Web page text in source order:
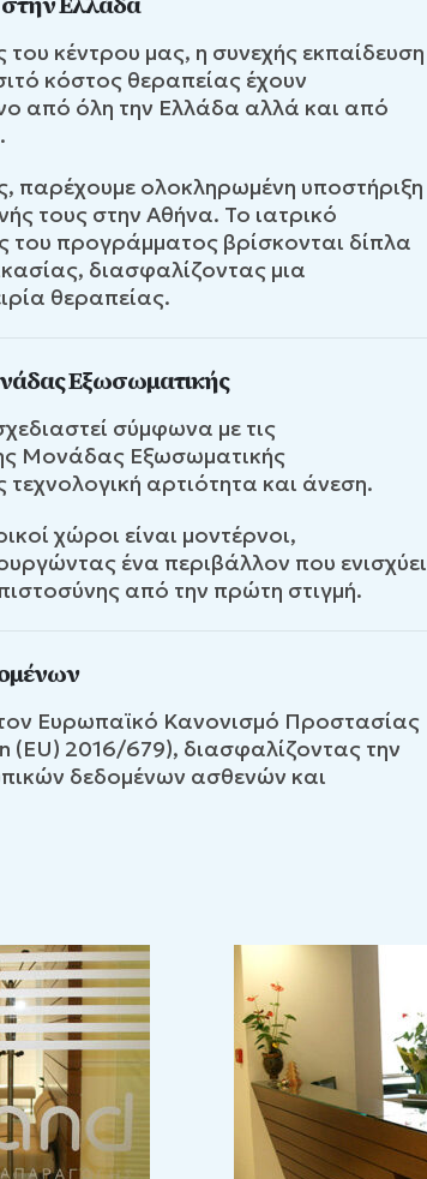
του κέντρου μας, η συνεχής εκπαίδευση
κόστος θεραπείας έχουν
από όλη την Ελλάδα αλλά και από
παρέχουμε ολοκληρωμένη υποστήριξη
τους στην Αθήνα. Το ιατρικό
του προγράμματος βρίσκονται δίπλα
διασφαλίζοντας μια
θεραπείας.
Εξωσωματικής
σύμφωνα με τις
Μονάδας Εξωσωματικής
αρτιότητα και άνεση.
χώροι είναι μοντέρνοι,
ένα περιβάλλον που ενισχύει
από την πρώτη στιγμή.
Ευρωπαϊκό Κανονισμό Προστασίας
(EU) 2016/679), διασφαλίζοντας την
δεδομένων ασθενών και